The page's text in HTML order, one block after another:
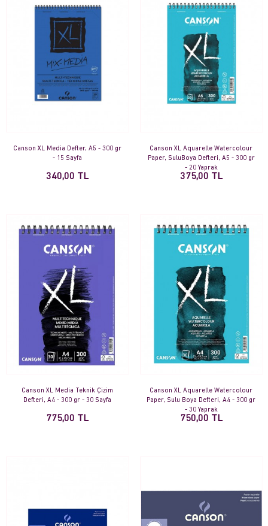
Canson XL Media Defter, A5 - 300 gr
- 15 Sayfa
340,00 TL
Canson XL Aquarelle Watercolour
Paper, SuluBoya Defteri, A5 - 300 gr
- 20 Yaprak
375,00 TL
Canson XL Media Teknik Çizim
Defteri, A4 - 300 gr - 30 Sayfa
775,00 TL
Canson XL Aquarelle Watercolour
Paper, Sulu Boya Defteri, A4 - 300 gr
- 30 Yaprak
750,00 TL